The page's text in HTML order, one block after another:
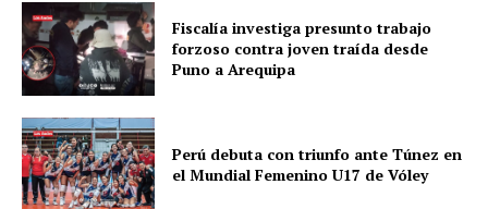
Fiscalía investiga presunto trabajo
forzoso contra joven traída desde
Puno a Arequipa
Perú debuta con triunfo ante Túnez en
el Mundial Femenino U17 de Vóley